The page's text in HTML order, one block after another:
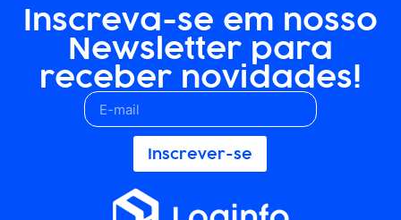
Inscreva-se em nosso
Newsletter para
receber novidades!
Inscrever-se